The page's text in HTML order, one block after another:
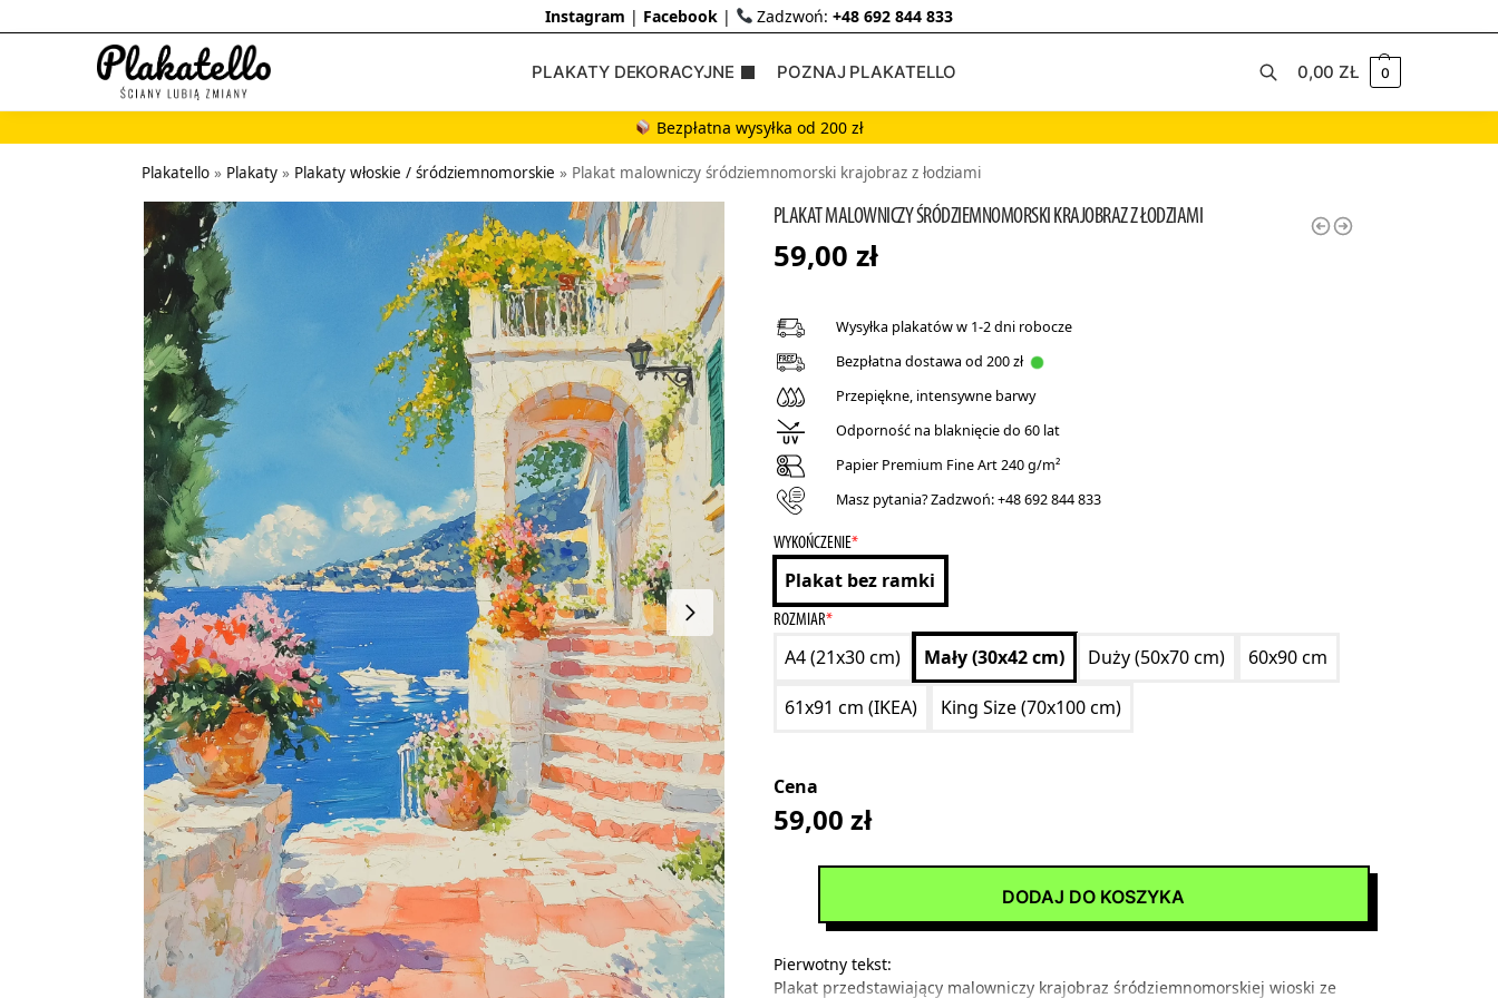
Instagram | Facebook| Zadzwoń:+48 692 844 833
PLAKATY DEKORACYJNE POZNAJ PLAKATELLO
Szukaj...
Szukaj
0,00ZŁ 0
Bezpłatna wysyłka od 200 zł
Plakatello » Plakaty » Plakaty włoskie / śródziemnomorskie » Plakat malowniczy śródziemnomorski krajobraz z łodziami
PLAKAT MALOWNICZY ŚRÓDZIEMNOMORSKI KRAJOBRAZ Z ŁODZIAMI
59,00 zł
Wysyłka plakatów w 1-2 dni robocze
Bezpłatna dostawa od 200 zł
Przepiękne, intensywne barwy
Odporność na blaknięcie do 60 lat
Papier Premium Fine Art 240 g/m²
Masz pytania? Zadzwoń:+48 692 844 833
*
WYKOŃCZENIE
Plakat bez ramki
*
ROZMIAR
A4 (21x30 cm) Mały (30x42 cm) Duży (50x70 cm) 60x90 cm
61x91 cm (IKEA) King Size (70x100 cm)
Cena
59,00 zł
DODAJ DO KOSZYKA
Pierwotny tekst:
Plakat przedstawiający malowniczy krajobraz śródziemnomorskiej wioski ze